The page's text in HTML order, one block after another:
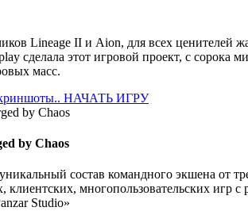
Lineage II и Aion, для всех ценителей
сделала этот игровой проект, с
масс.
НАЧАТЬ ИГРУ
by Chaos
состав командного экшена от
клиентских, многопользовательских игр
Studio»